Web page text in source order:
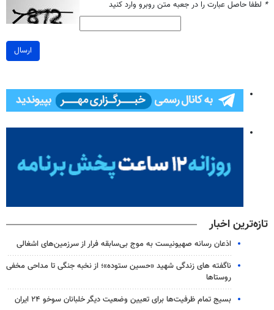
* لطفا حاصل عبارت را در جعبه متن روبرو وارد کنید
ارسال
تازه‌ترین اخبار
اذعان رسانه صهیونیست به موج بی‌سابقه فرار از سرزمین‌های اشغالی
ناگفته های زندگی شهید «حسین ستوده»؛ از نخبه جنگی تا مداحی مخفی
روستاها
بسیج تمام ظرفیت‌ها برای تعیین وضعیت دیگر خلبانان سوخو ۲۴ ایران